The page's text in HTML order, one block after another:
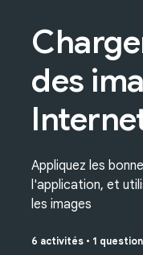
des
Appliquez les
l'application, et
les images
6 activités • 1